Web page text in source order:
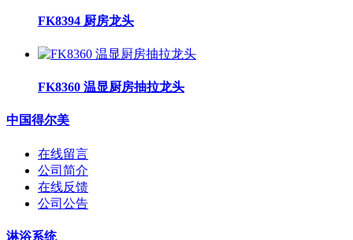
FK8394 厨房龙头
FK8360 温显厨房抽拉龙头
中国得尔美
在线留言
公司简介
在线反馈
公司公告
淋浴系统